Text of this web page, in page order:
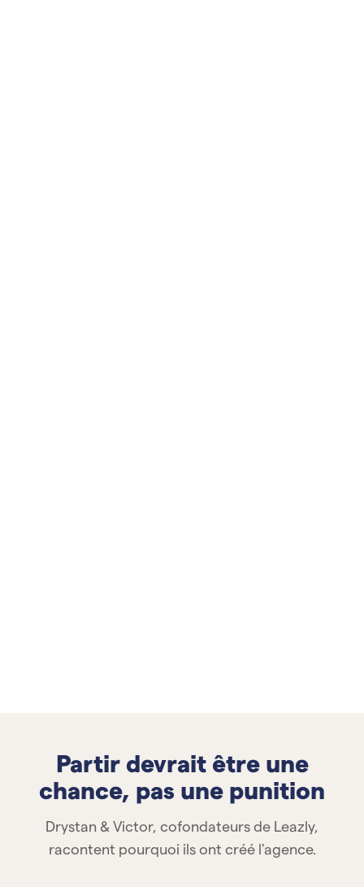
Partir devrait être une
chance, pas une punition
Drystan & Victor, cofondateurs de Leazly,
racontent pourquoi ils ont créé l'agence.